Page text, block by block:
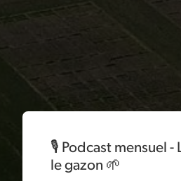
🎙️ Podcast mensuel -
le gazon 🌱